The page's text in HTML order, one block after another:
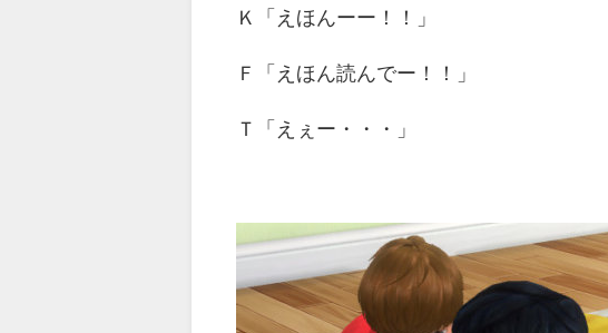
Ｋ「えほんーー！！」
Ｆ「えほん読んでー！！」
Ｔ「えぇー・・・」